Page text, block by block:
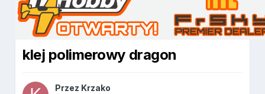
klej polimerowy dragon
Przez Krzako